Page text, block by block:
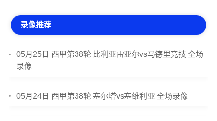
录像推荐
05月25日 西甲第38轮 比利亚雷亚尔vs马德里竞技 全场
录像
05月24日 西甲第38轮 塞尔塔vs塞维利亚 全场录像